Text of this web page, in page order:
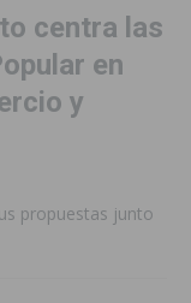
centra las
en
y
propuestas junto